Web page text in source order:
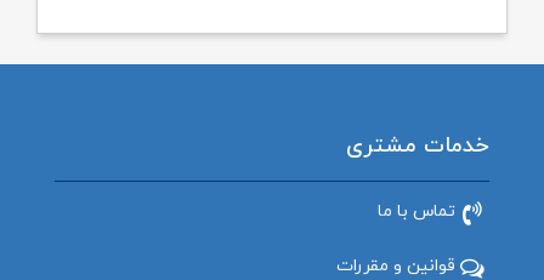
خدمات مشتری
تماس با ما
قوانین و مقررات